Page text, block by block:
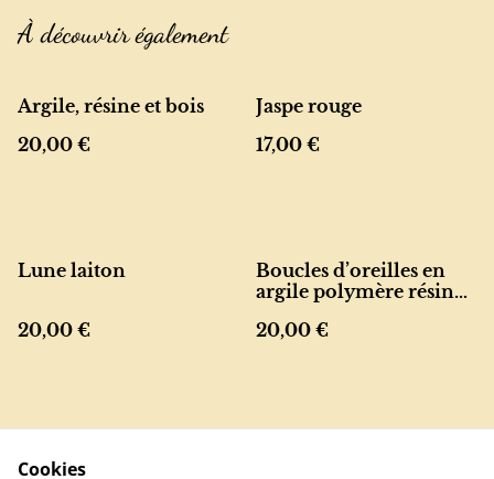
À découvrir également
Argile, résine et bois
20,00 €
Jaspe rouge
17,00 €
Lune laiton
20,00 €
Boucles d’oreilles en
argile polymère résinée
d’or
20,00 €
Cookies